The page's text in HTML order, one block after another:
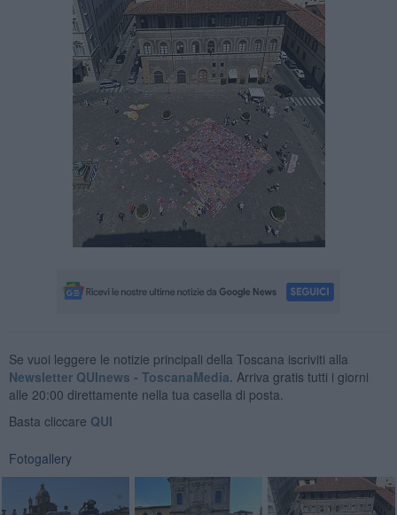
Se vuoi leggere le notizie principali della Toscana iscriviti alla
Newsletter QUInews - ToscanaMedia. Arriva gratis tutti i giorni
alle 20:00 direttamente nella tua casella di posta.
Basta cliccare QUI
Fotogallery